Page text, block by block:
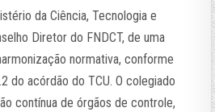
da Ciência, Tecnologia e
Diretor do FNDCT, de uma
normativa, conforme
do acórdão do TCU. O colegiado
contínua de órgãos de controle,